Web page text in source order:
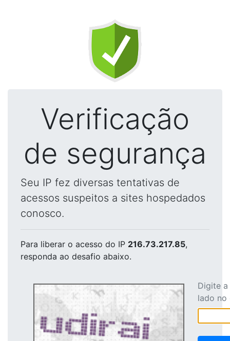
Verificação
de segurança
Seu IP fez diversas tentativas de
acessos suspeitos a sites hospedados
conosco.
Para liberar o acesso do IP 216.73.217.85,
responda ao desafio abaixo.
Digite
lado no